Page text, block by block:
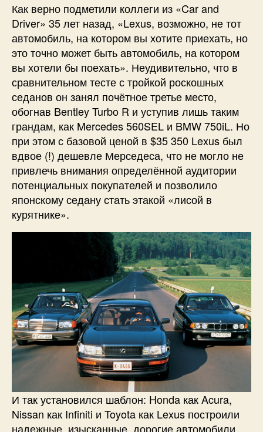
Как верно подметили коллеги из «Car and
Driver» 35 лет назад, «Lexus, возможно, не тот
автомобиль, на котором вы хотите приехать, но
это точно может быть автомобиль, на котором
вы хотели бы поехать». Неудивительно, что в
сравнительном тесте с тройкой роскошных
седанов он занял почётное третье место,
обогнав Bentley Turbo R и уступив лишь таким
грандам, как Mercedes 560SEL и BMW 750iL. Но
при этом с базовой ценой в $35 350 Lexus был
вдвое (!) дешевле Мерседеса, что не могло не
привлечь внимания определённой аудитории
потенциальных покупателей и позволило
японскому седану стать этакой «лисой в
курятнике».
И так установился шаблон: Honda как Acura,
Nissan как Infiniti и Toyota как Lexus построили
надежные, изысканные, дорогие автомобили,